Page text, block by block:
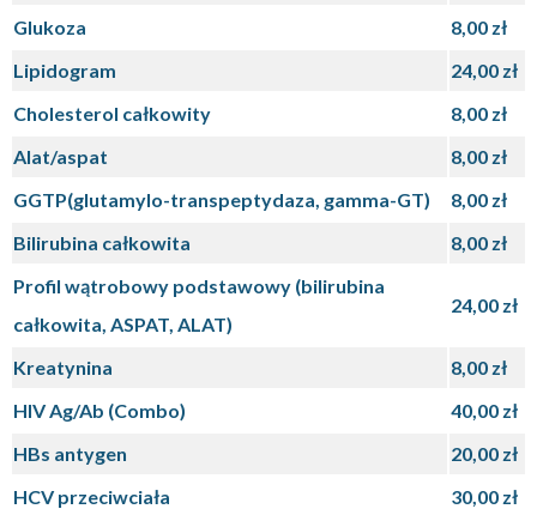
Glukoza
8,00 zł
Lipidogram
24,00 zł
Cholesterol całkowity
8,00 zł
Alat/aspat
8,00 zł
GGTP(glutamylo-transpeptydaza, gamma-GT)
8,00 zł
Bilirubina całkowita
8,00 zł
Profil wątrobowy podstawowy (bilirubina
całkowita, ASPAT, ALAT)
24,00 zł
Kreatynina
8,00 zł
HIV Ag/Ab (Combo)
40,00 zł
HBs antygen
20,00 zł
HCV przeciwciała
30,00 zł